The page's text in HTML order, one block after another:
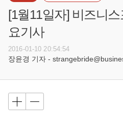
[1월11일자] 비즈니
요기사
2016-01-10 20:54:54
장윤경 기자 -